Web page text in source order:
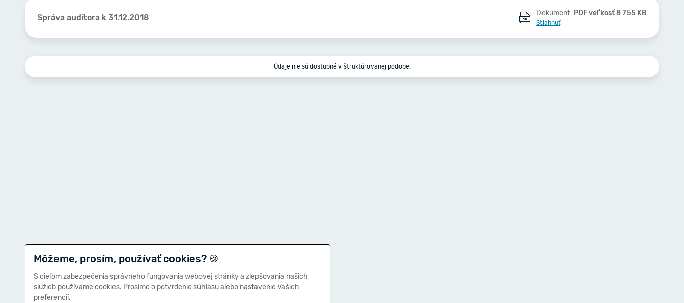
Správa audítora k 31.12.2018 Dokument: PDF veľkosť 8 755 KB
Stiahnuť
Údaje nie sú dostupné v štruktúrovanej podobe.
Môžeme, prosím, používať cookies? 🍪
S cieľom zabezpečenia správneho fungovania webovej stránky a zlepšovania našich
služieb používame cookies. Prosíme o potvrdenie súhlasu alebo nastavenie Vašich
preferencií.